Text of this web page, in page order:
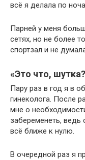
всё я делала по
Парней у меня
сетях, но не более
спортзал и не
«Это что,
Пару раз в год я в
гинеколога. После
мне о
забеременеть,
всё ближе к нулю.
В очередной раз я